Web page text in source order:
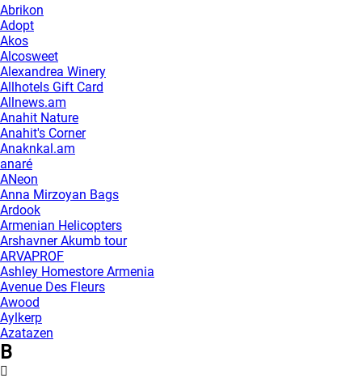
Abrikon
Adopt
Akos
Alcosweet
Alexandrea Winery
Allhotels Gift Card
Allnews.am
Anahit Nature
Anahit's Corner
Anaknkal.am
anaré
ANeon
Anna Mirzoyan Bags
Ardook
Armenian Helicopters
Arshavner Akumb tour
ARVAPROF
Ashley Homestore Armenia
Avenue Des Fleurs
Awood
Aylkerp
Azatazen
B